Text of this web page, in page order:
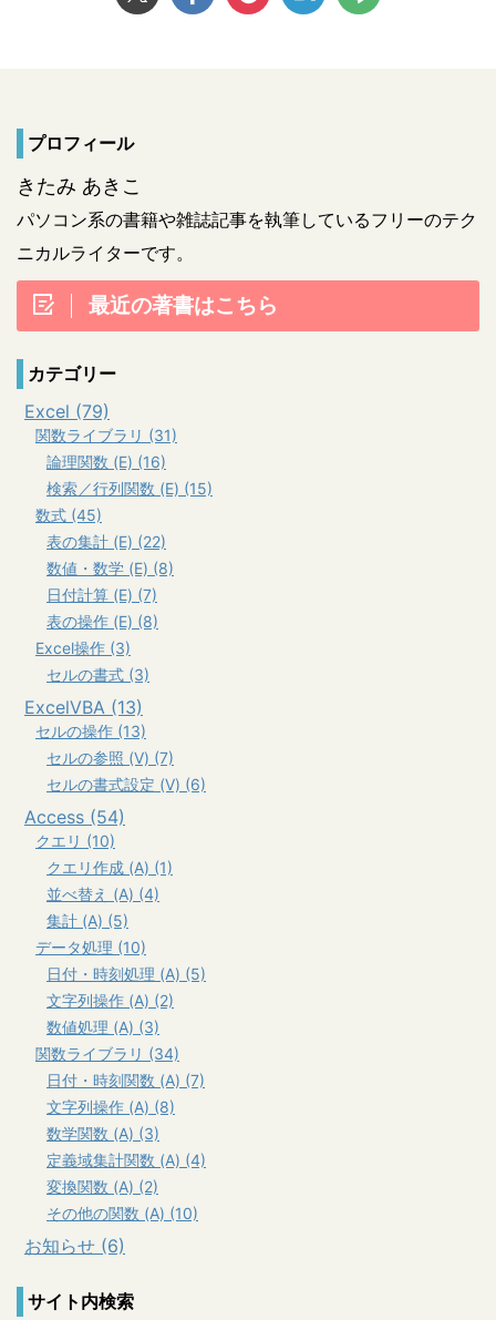
プロフィール
きたみ あきこ
パソコン系の書籍や雑誌記事を執筆しているフリーのテク
ニカルライターです。
最近の著書はこちら
カテゴリー
Excel (79)
関数ライブラリ (31)
論理関数 (E) (16)
検索／行列関数 (E) (15)
数式 (45)
表の集計 (E) (22)
数値・数学 (E) (8)
日付計算 (E) (7)
表の操作 (E) (8)
Excel操作 (3)
セルの書式 (3)
ExcelVBA (13)
セルの操作 (13)
セルの参照 (V) (7)
セルの書式設定 (V) (6)
Access (54)
クエリ (10)
クエリ作成 (A) (1)
並べ替え (A) (4)
集計 (A) (5)
データ処理 (10)
日付・時刻処理 (A) (5)
文字列操作 (A) (2)
数値処理 (A) (3)
関数ライブラリ (34)
日付・時刻関数 (A) (7)
文字列操作 (A) (8)
数学関数 (A) (3)
定義域集計関数 (A) (4)
変換関数 (A) (2)
その他の関数 (A) (10)
お知らせ (6)
サイト内検索